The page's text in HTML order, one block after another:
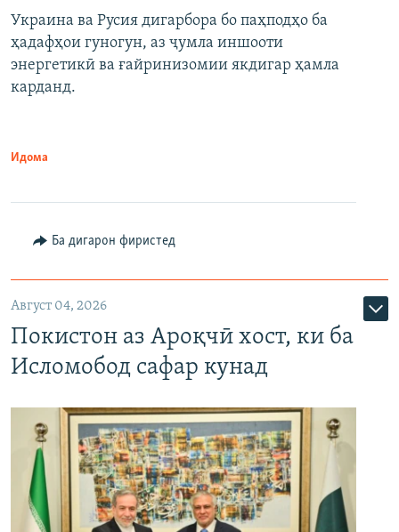
Украина ва Русия дигарбора бо паҳподҳо ба
ҳадафҳои гуногун, аз ҷумла иншооти
энергетикӣ ва ғайринизомии якдигар ҳамла
карданд.
Идома
Ба дигарон фиристед
Август 04, 2026
Покистон аз Ароқчӣ хост, ки ба
Исломобод сафар кунад